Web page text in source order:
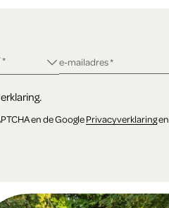
* verplicht veld
e-mailadres*
en de GooglePrivacyverklaringen